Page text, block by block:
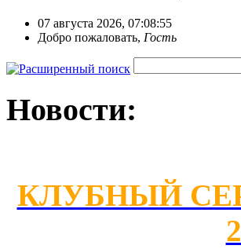
07 августа 2026, 07:08:55
Добро пожаловать, Гость
Новости:
КЛУБНЫЙ